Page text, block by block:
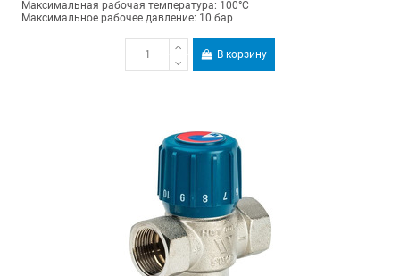
Максимальная рабочая температура: 100°C
Максимальное рабочее давление: 10 бар
В корзину